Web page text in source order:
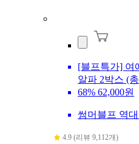
[블프특가] 여
알파 2박스 (
68% 62,000원
썸머블프 역
4.9 (리뷰 9,112개)